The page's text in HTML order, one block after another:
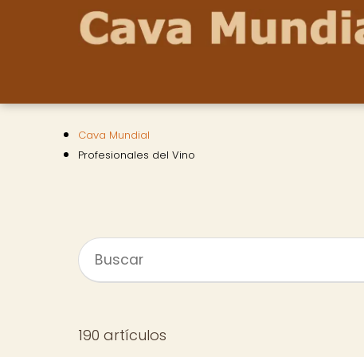
Cava Mundial
Profesionales del Vino
190 artículos